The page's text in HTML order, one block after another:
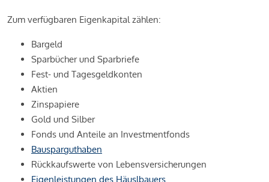
Zum verfügbaren Eigenkapital zählen:
Bargeld
Sparbücher und Sparbriefe
Fest- und Tagesgeldkonten
Aktien
Zinspapiere
Gold und Silber
Fonds und Anteile an Investmentfonds
Bausparguthaben
Rückkaufswerte von Lebensversicherungen
Eigenleistungen des Häuslbauers